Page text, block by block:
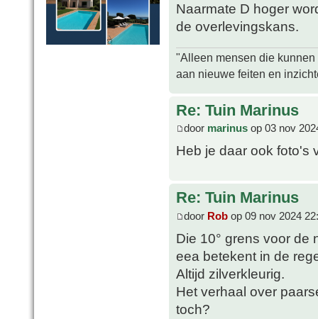
Naarmate D hoger
de overlevingskans.
"Alleen mensen die
aan nieuwe feiten en
Re: Tuin Marinus
door marinus op 03 nov
Heb je daar ook foto's
Re: Tuin Marinus
door Rob op 09 nov 2024
Die 10° grens voor de
eea betekent in de
Altijd zilverkleurig.
Het verhaal over
toch?